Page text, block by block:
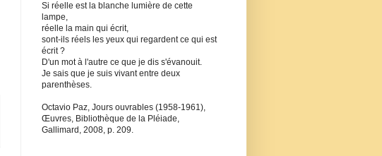
Si réelle est la blanche lumière de cette
lampe,
réelle la main qui écrit,
sont-ils réels les yeux qui regardent ce qui est
écrit ?
D'un mot à l'autre ce que je dis s'évanouit.
Je sais que je suis vivant entre deux
parenthèses.
Octavio Paz, Jours ouvrables (1958-1961),
Œuvres, Bibliothèque de la Pléiade,
Gallimard, 2008, p. 209.